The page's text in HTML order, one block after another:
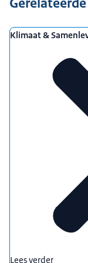
Klimaat &
Lees verder